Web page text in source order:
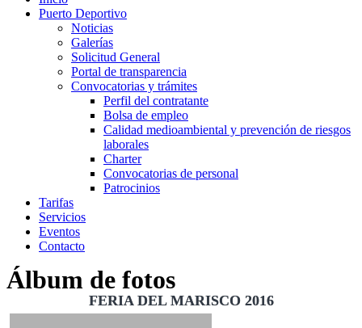
Puerto Deportivo
Noticias
Galerías
Solicitud General
Portal de transparencia
Convocatorias y trámites
Perfil del contratante
Bolsa de empleo
Calidad medioambiental y prevención de riesgos
laborales
Charter
Convocatorias de personal
Patrocinios
Tarifas
Servicios
Eventos
Contacto
Álbum de fotos
FERIA DEL MARISCO 2016